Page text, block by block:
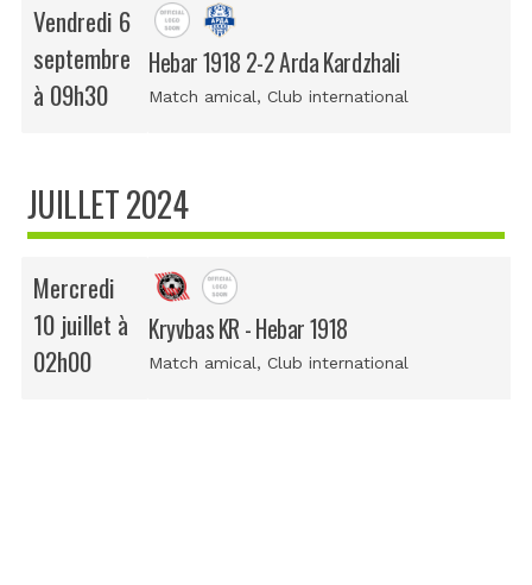
Vendredi 6
septembre
à 09h30
Hebar 1918 2-2 Arda Kardzhali
Match amical, Club international
JUILLET 2024
Mercredi
10 juillet à
02h00
Kryvbas KR - Hebar 1918
Match amical, Club international